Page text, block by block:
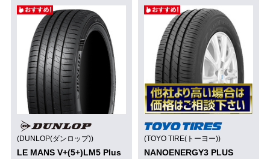
(DUNLOP(ダンロップ))
LE MANS V+(5+)LM5 Plus
(TOYO TIRE(トーヨー))
NANOENERGY3 PLUS